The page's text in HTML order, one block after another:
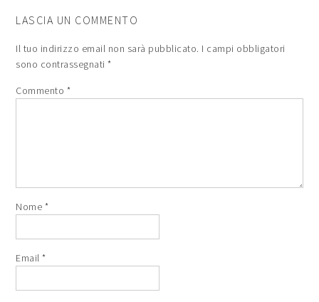
LASCIA UN COMMENTO
Il tuo indirizzo email non sarà pubblicato. I campi obbligatori
sono contrassegnati*
Commento *
Nome *
Email*